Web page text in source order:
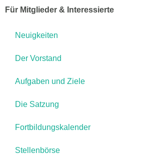
Für Mitglieder & Interessierte
Neuigkeiten
Der Vorstand
Aufgaben und Ziele
Die Satzung
Fortbildungskalender
Stellenbörse